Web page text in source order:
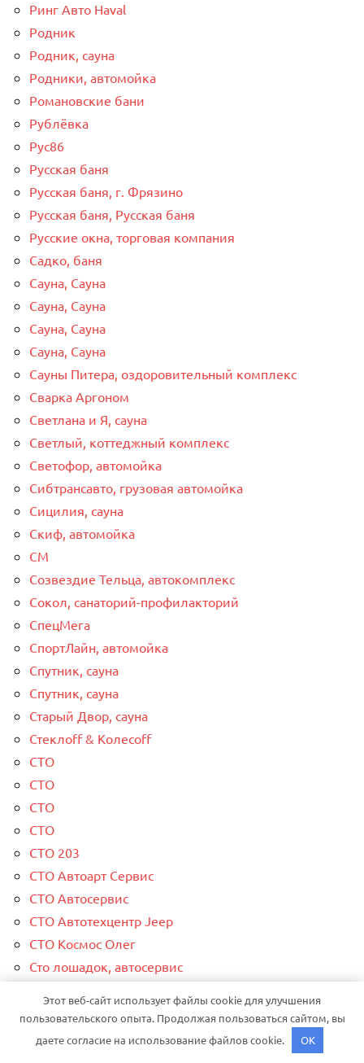
Ринг Авто Haval
Родник
Родник, сауна
Родники, автомойка
Романовские бани
Рублёвка
Рус86
Русская баня
Русская баня, г. Фрязино
Русская баня, Русская баня
Русские окна, торговая компания
Садко, баня
Сауна, Сауна
Сауна, Сауна
Сауна, Сауна
Сауна, Сауна
Сауны Питера, оздоровительный комплекс
Сварка Аргоном
Светлана и Я, сауна
Светлый, коттеджный комплекс
Светофор, автомойка
Сибтрансавто, грузовая автомойка
Сицилия, сауна
Скиф, автомойка
СМ
Созвездие Тельца, автокомплекс
Сокол, санаторий-профилакторий
СпецМега
СпортЛайн, автомойка
Спутник, сауна
Спутник, сауна
Старый Двор, сауна
Стеклоff & Колесоff
СТО
СТО
СТО
СТО
СТО 203
СТО Автоарт Сервис
СТО Автосервис
СТО Автотехцентр Jeep
СТО Космос Олег
Сто лошадок, автосервис
Суздальские городские бани
Этот веб-сайт использует файлы cookie для улучшения
пользовательского опыта. Продолжая пользоваться сайтом, вы
даете согласие на использование файлов cookie.
OK